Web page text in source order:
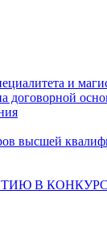
и
договорной
высшей
В